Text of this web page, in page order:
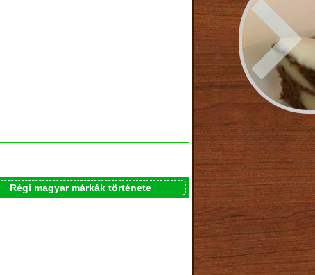
Régi magyar márkák története